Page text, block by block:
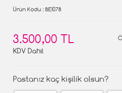
Ürün Kodu : BE1078
3.500,00 TL
KDV Dahil
Pastanız kaç kişilik olsun?